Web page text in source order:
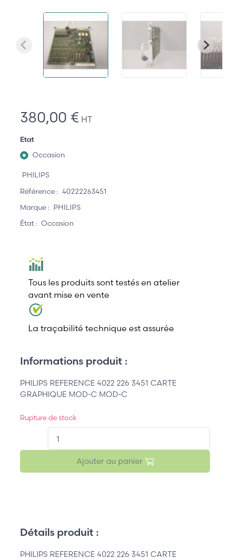
380,00 € HT
Etat
Occasion
PHILIPS
Référence : 40222263451
Marque : PHILIPS
État : Occasion
Tous les produits sont testés en atelier
avant mise en vente
La traçabilité technique est assurée
Informations produit :
PHILIPS REFERENCE 4022 226 3451 CARTE
GRAPHIQUE MOD-C MOD-C
Rupture de stock
Ajouter au panier
Détails produit :
PHILIPS REFERENCE 4022 226 3451 CARTE